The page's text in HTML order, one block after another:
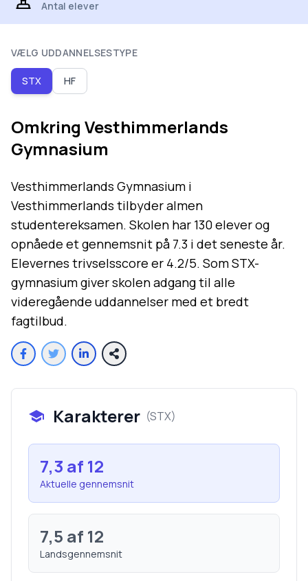
Antal elever
VÆLG UDDANNELSESTYPE
STX HF
Omkring Vesthimmerlands
Gymnasium
Vesthimmerlands Gymnasium i
Vesthimmerlands tilbyder almen
studentereksamen. Skolen har 130 elever og
opnåede et gennemsnit på 7.3 i det seneste år.
Elevernes trivselsscore er 4.2/5. Som STX-
gymnasium giver skolen adgang til alle
videregående uddannelser med et bredt
fagtilbud.
Karakterer (STX)
7,3 af 12
Aktuelle gennemsnit
7,5 af 12
Landsgennemsnit